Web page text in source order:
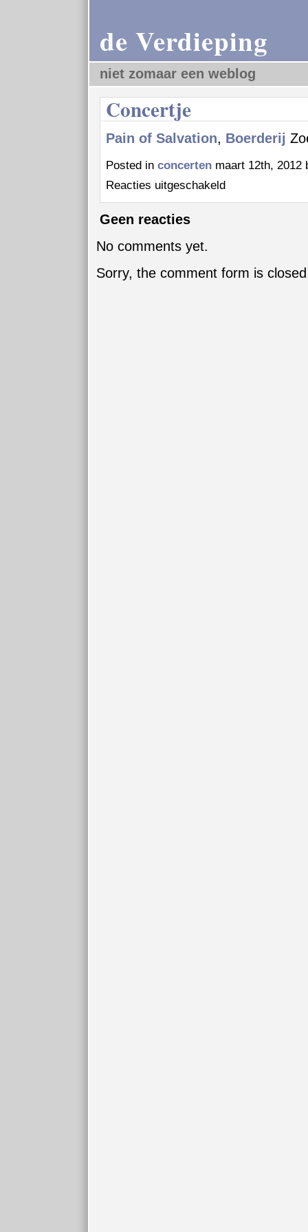
de Verdieping
niet zomaar een weblog
Concertje
Pain of Salvation, Boerderij
Posted in concerten maart 12th, 2012
Reacties uitgeschakeldvoor
Geen reacties
No comments yet.
Sorry, the comment form is